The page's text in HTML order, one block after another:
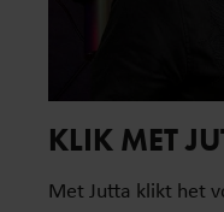
KLIK MET
Met Jutta klikt het